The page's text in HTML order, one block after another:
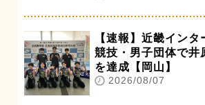
【速報】近畿イン
競技・男子団体で井
を達成【岡山】
2026/08/07